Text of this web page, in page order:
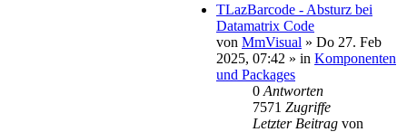
TLazBarcode - Absturz bei
Datamatrix Code
von MmVisual » Do 27. Feb
2025, 07:42 » in Komponenten
und Packages
0 Antworten
7571 Zugriffe
Letzter Beitrag von